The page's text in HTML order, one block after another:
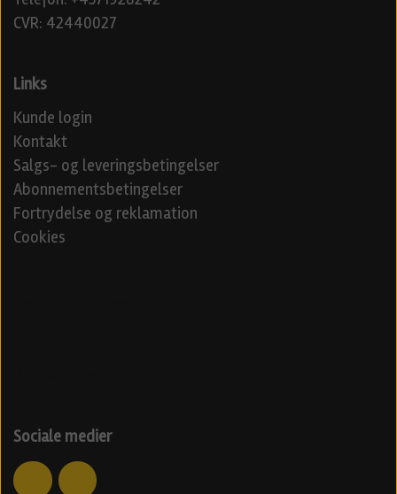
CVR: 42440027
Links
Kunde login
Kontakt
Salgs- og leveringsbetingelser
Abonnementsbetingelser
Fortrydelse og reklamation
Cookies
Sociale medier